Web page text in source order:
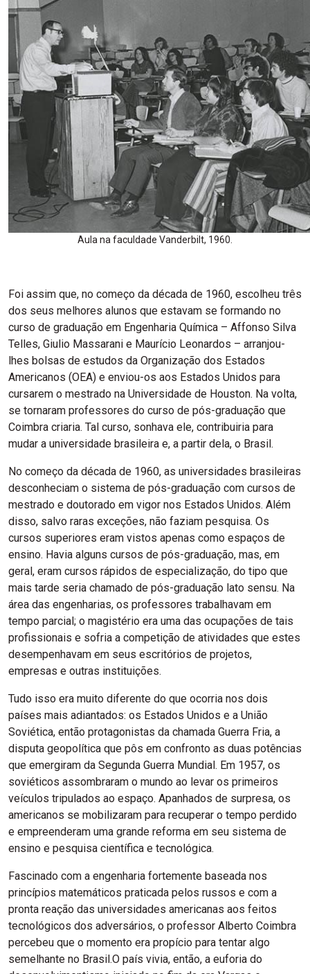
Aula na faculdade Vanderbilt, 1960.
Foi assim que, no começo da década de 1960, escolheu três
dos seus melhores alunos que estavam se formando no
curso de graduação em Engenharia Química – Affonso Silva
Telles, Giulio Massarani e Maurício Leonardos – arranjou-
lhes bolsas de estudos da Organização dos Estados
Americanos (OEA) e enviou-os aos Estados Unidos para
cursarem o mestrado na Universidade de Houston. Na volta,
se tornaram professores do curso de pós-graduação que
Coimbra criaria. Tal curso, sonhava ele, contribuiria para
mudar a universidade brasileira e, a partir dela, o Brasil.
No começo da década de 1960, as universidades brasileiras
desconheciam o sistema de pós-graduação com cursos de
mestrado e doutorado em vigor nos Estados Unidos. Além
disso, salvo raras exceções, não faziam pesquisa. Os
cursos superiores eram vistos apenas como espaços de
ensino. Havia alguns cursos de pós-graduação, mas, em
geral, eram cursos rápidos de especialização, do tipo que
mais tarde seria chamado de pós-graduação lato sensu. Na
área das engenharias, os professores trabalhavam em
tempo parcial; o magistério era uma das ocupações de tais
profissionais e sofria a competição de atividades que estes
desempenhavam em seus escritórios de projetos,
empresas e outras instituições.
Tudo isso era muito diferente do que ocorria nos dois
países mais adiantados: os Estados Unidos e a União
Soviética, então protagonistas da chamada Guerra Fria, a
disputa geopolítica que pôs em confronto as duas potências
que emergiram da Segunda Guerra Mundial. Em 1957, os
soviéticos assombraram o mundo ao levar os primeiros
veículos tripulados ao espaço. Apanhados de surpresa, os
americanos se mobilizaram para recuperar o tempo perdido
e empreenderam uma grande reforma em seu sistema de
ensino e pesquisa científica e tecnológica.
Fascinado com a engenharia fortemente baseada nos
princípios matemáticos praticada pelos russos e com a
pronta reação das universidades americanas aos feitos
tecnológicos dos adversários, o professor Alberto Coimbra
percebeu que o momento era propício para tentar algo
semelhante no Brasil.O país vivia, então, a euforia do